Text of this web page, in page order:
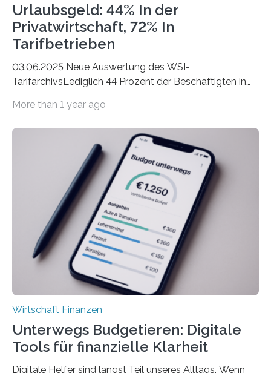
Urlaubsgeld: 44% In der
Privatwirtschaft, 72% In
Tarifbetrieben
03.06.2025 Neue Auswertung des WSI-
TarifarchivsLediglich 44 Prozent der Beschäftigten in
tarifgebundenen Betrieben ist der Anteil mit 72 Prozent
Unterkünfte fast überall deutlich teurer geworden. Für
viele Beschäftigte ist deshalb das zumeist im Juni oder
Juli ausgezahlte Urlaubsgeld ein wichtiger Faktor, um
sich den wohlverdienten Jahresurlaub leisten zu
können. Allerdings erhält mit 44 Prozent noch nicht
einmal die Hälfte aller Beschäftigten in der
Privatwirtschaft Urlaubsgeld. Zu diesem…
More than 1 year ago
Wirtschaft Finanzen
Unterwegs Budgetieren: Digitale
Tools für finanzielle Klarheit
Digitale Helfer sind längst Teil unseres Alltags. Wenn